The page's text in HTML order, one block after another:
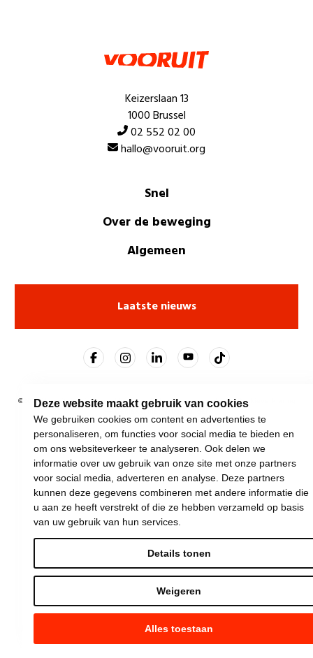
Deze website maakt gebruik van cookies
We gebruiken cookies om content en advertenties te
personaliseren, om functies voor social media te bieden en
om ons websiteverkeer te analyseren. Ook delen we
informatie over uw gebruik van onze site met onze partners
voor social media, adverteren en analyse. Deze partners
kunnen deze gegevens combineren met andere informatie die
u aan ze heeft verstrekt of die ze hebben verzameld op basis
van uw gebruik van hun services.
Alles toestaan
Weigeren
Details tonen
Keizerslaan 13
1000 Brussel
02 552 02 00
hallo@vooruit.org
Snel
Over de beweging
Algemeen
Laatste nieuws
© 2026Vooruit —Privacyverklaring—Gebruiksvoorwaarden—Cookieverklaring
Gemaakt met NationBuilder